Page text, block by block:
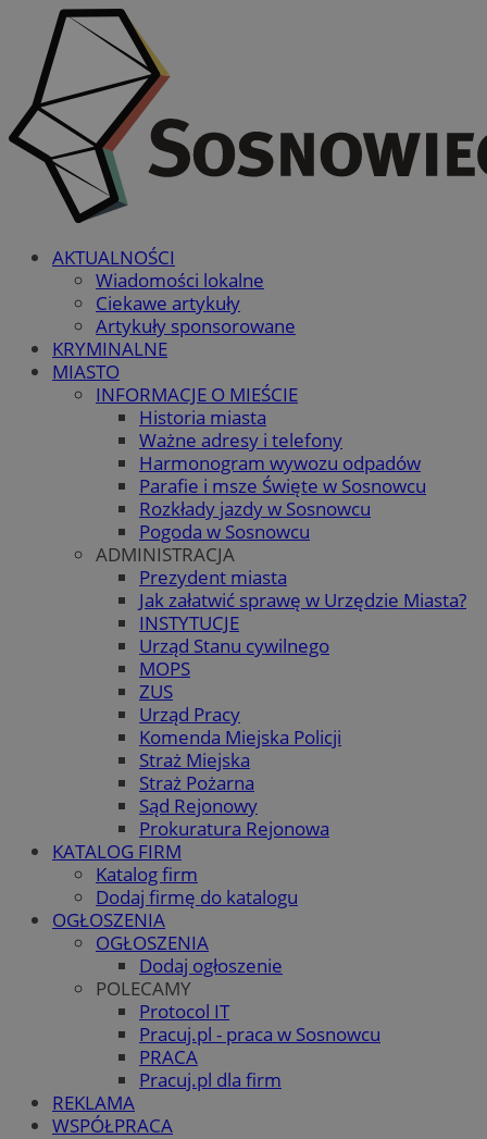
AKTUALNOŚCI
Wiadomości lokalne
Ciekawe artykuły
Artykuły sponsorowane
KRYMINALNE
MIASTO
INFORMACJE O MIEŚCIE
Historia miasta
Ważne adresy i telefony
Harmonogram wywozu odpadów
Parafie i msze Święte w Sosnowcu
Rozkłady jazdy w Sosnowcu
Pogoda w Sosnowcu
ADMINISTRACJA
Prezydent miasta
Jak załatwić sprawę w Urzędzie Miasta?
INSTYTUCJE
Urząd Stanu cywilnego
MOPS
ZUS
Urząd Pracy
Komenda Miejska Policji
Straż Miejska
Straż Pożarna
Sąd Rejonowy
Prokuratura Rejonowa
KATALOG FIRM
Katalog firm
Dodaj firmę do katalogu
OGŁOSZENIA
OGŁOSZENIA
Dodaj ogłoszenie
POLECAMY
Protocol IT
Pracuj.pl - praca w Sosnowcu
PRACA
Pracuj.pl dla firm
REKLAMA
WSPÓŁPRACA